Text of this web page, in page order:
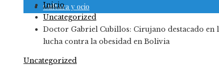
Cultura y ocio
Inicio
Uncategorized
Doctor Gabriel Cubillos: Cirujano destacado en
lucha contra la obesidad en Bolivia
Uncategorized